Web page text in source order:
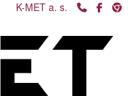
K-MET a. s.